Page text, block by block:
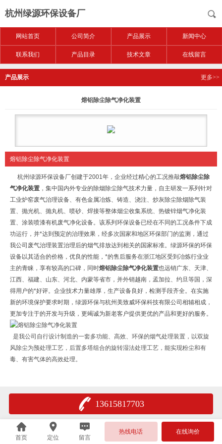
杭州绿源环保设备厂
网站首页 公司简介 产品展示 新闻中心
联系我们 产品目录 技术文章 在线留言
产品展示 更多>>
熔铝除尘除气净化装置
熔铝除尘除气净化装置
杭州绿源环保设备厂创建于2001年，企业经过精心的工况推敲熔铝除尘除
气净化装置 ，集中国内外专业的除烟除尘除气技术力量，自主研发一系列针对
工业炉窑废气治理设备、有色金属冶炼、铸造、浇注、炒灰除尘除烟除气装
置、抛光机、抛丸机、喷砂、焊接等整体烟尘收集系统、热镀锌烟气净化装
置、涂装喷漆有机废气净化设备。该系列环保设备已经在不同的工况条件下成
功运行，并*达到预定的治理效果，经多次国家和地区环保部门的监测，通过
我公司废气治理装置治理后的烟气排放达到相关的国家标准。绿源环保的环保
设备以其适合的价格，优良的性能，*的售后服务在浙江地区受到冶炼行业业
主的青睐，享有较高的口碑，同时熔铝除尘除气净化装置也远销广东、天津、
江西、福建、山东、河北、内蒙等省市，并外销越南，孟加拉、约旦等国，深
得用户的*好评。企业技术力量雄厚，生产设备良好，检测手段齐全。在实施
新的环境保护要求时期，绿源环保与杭州美致威环保科技有限公司相辅相成，
更加专注于的开发与升级，更竭诚为新老客户提供更优的产品和更好的服务。
是我公司自行设计制造的一套多功能、高效、环保的烟气处理装置，以双旋
风除尘为预处理工艺，后置多塔组合的旋转湿法处理工艺，能实现粉尘和有
毒、有害气体的高效处理。
13615817703
首页 定位 留言
热线电话 在线询价